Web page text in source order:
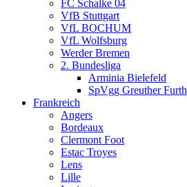
FC Schalke 04
VfB Stuttgart
VfL BOCHUM
VfL Wolfsburg
Werder Bremen
2. Bundesliga
Arminia Bielefeld
SpVgg Greuther Furth
Frankreich
Angers
Bordeaux
Clermont Foot
Estac Troyes
Lens
Lille